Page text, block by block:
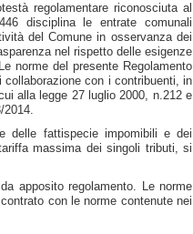
regolamentare riconosciuta al
disciplina le entrate comunali
del Comune in osservanza dei
nel rispetto delle esigenze
norme del presente Regolamento
con i contribuenti, in
alla legge 27 luglio 2000, n.212 e
2014.
delle fattispecie impomibili e dei
massima dei singoli tributi, si
apposito regolamento. Le norme
con le norme contenute nei